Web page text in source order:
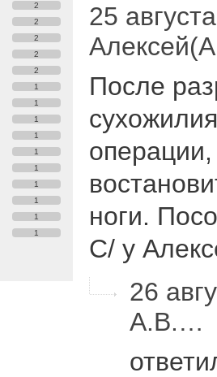
2
2
2
2
2
1
1
1
1
1
1
1
1
1
1
25
После
ноги.
С/ у
26
А.В.…